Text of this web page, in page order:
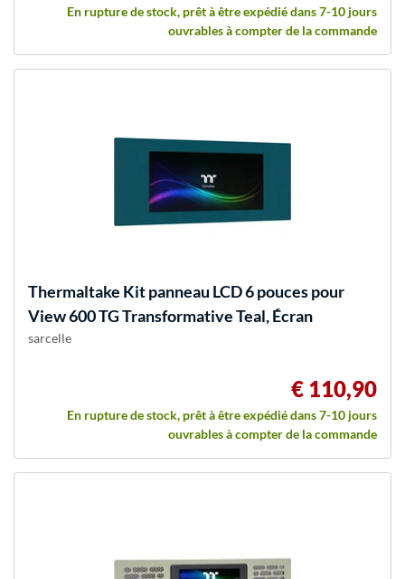
En rupture de stock, prêt à être expédié dans 7-10 jours
ouvrables à compter de la commande
Thermaltake Kit panneau LCD 6 pouces pour
View 600 TG Transformative Teal, Écran
sarcelle
€ 110,90
En rupture de stock, prêt à être expédié dans 7-10 jours
ouvrables à compter de la commande